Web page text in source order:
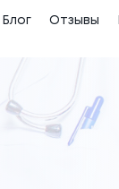
Блог Отзывы